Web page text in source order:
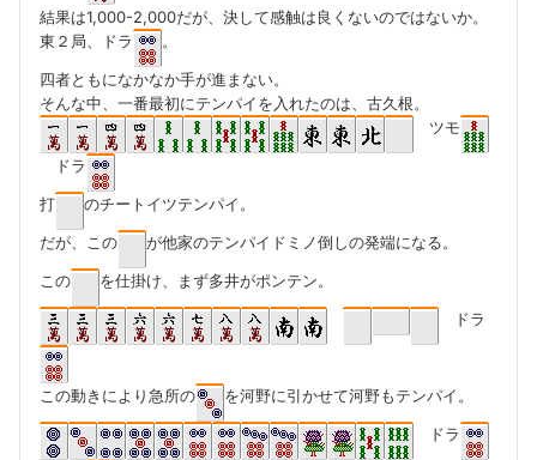
結果は1,000-2,000だが、決して感触は良くないのではないか。
東２局、ドラ
。
四者ともになかなか手が進まない。
そんな中、一番最初にテンパイを入れたのは、古久根。
ツモ
ドラ
打
のチートイツテンパイ。
だが、この
が他家のテンパイドミノ倒しの発端になる。
この
を仕掛け、まず多井がポンテン。
ドラ
この動きにより急所の
を河野に引かせて河野もテンパイ。
ドラ